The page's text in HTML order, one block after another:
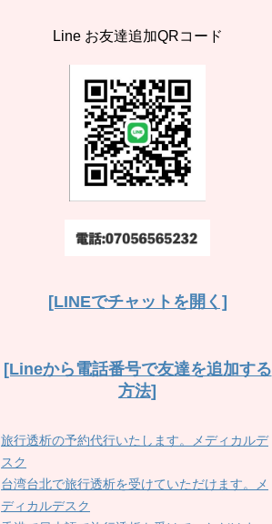
Line お友達追加QRコード
[LINEでチャットを開く]
[Lineから電話番号で友達を追加する
方法]
旅行透析の予約代行いたします。メディカルデ
スク
台湾台北で旅行透析を受けていただけます。メ
ディカルデスク